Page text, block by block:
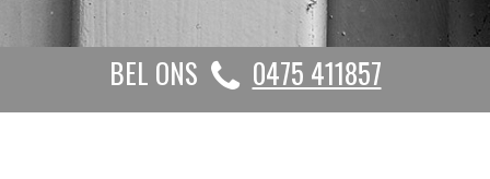
BEL ONS 0475 411857